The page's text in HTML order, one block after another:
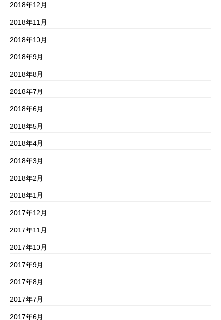
2018年12月
2018年11月
2018年10月
2018年9月
2018年8月
2018年7月
2018年6月
2018年5月
2018年4月
2018年3月
2018年2月
2018年1月
2017年12月
2017年11月
2017年10月
2017年9月
2017年8月
2017年7月
2017年6月